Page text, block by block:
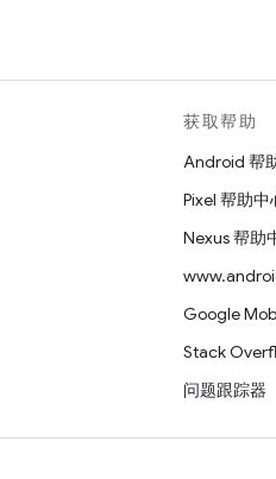
获取帮助
Android 帮
Pixel 帮助中
Nexus 帮助
Google
Stack
问题跟踪器